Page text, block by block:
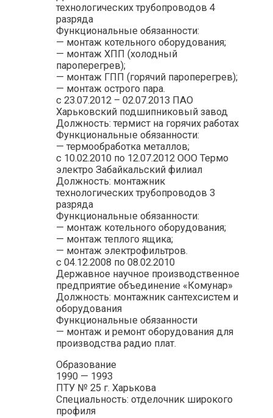
технологических трубопроводов 4
разряда
Функциональные обязанности:
— монтаж котельного оборудования;
— монтаж ХПП (холодный
пароперегрев);
— монтаж ГПП (горячий пароперегрев);
— монтаж острого пара.
с 23.07.2012 – 02.07.2013 ПАО
Харьковский подшипниковый завод
Должность: термист на горячих работах
Функциональные обязанности:
— термообработка металлов;
с 10.02.2010 по 12.07.2012 ООО Термо
электро Забайкальский филиал
Должность: монтажник
технологических трубопроводов 3
разряда
Функциональные обязанности:
— монтаж котельного оборудования;
— монтаж теплого ящика;
— монтаж электрофильтров.
с 04.12.2008 по 08.02.2010
Державное научное производственное
предприятие объединение «Комунар»
Должность: монтажник сантехсистем и
оборудования
Функциональные обязанности
— монтаж и ремонт оборудования для
производства радио плат.
Образование
1990 — 1993
ПТУ № 25 г. Харькова
Специальность: отделочник широкого
профиля